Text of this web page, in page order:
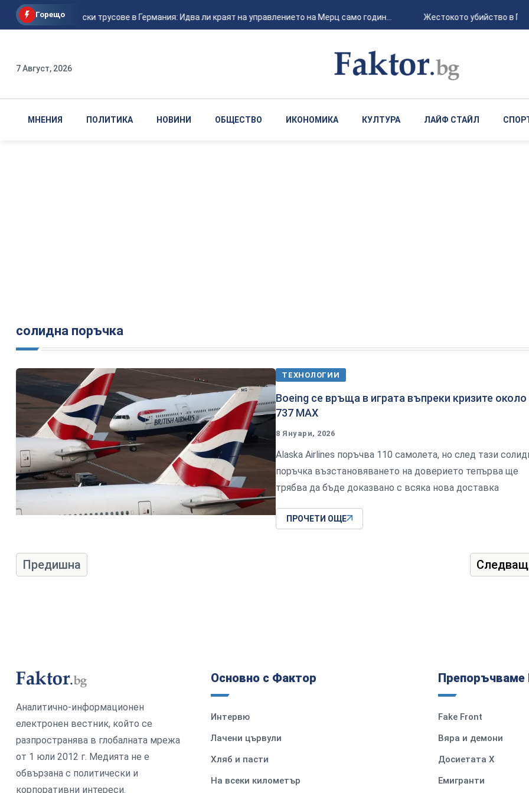
Горещо
Политически трусове в Германия: Идва ли краят на управлението на Мерц само годин... Жестокото убийство в
7 Август, 2026
МНЕНИЯ ПОЛИТИКА НОВИНИ ОБЩЕСТВО ИКОНОМИКА КУЛТУРА ЛАЙФ СТАЙЛ
солидна поръчка
ТЕХНОЛОГИИ
Boeing се връща в играта въпреки кризите около
737 MAX
8 Януари, 2026
Alaska Airlines поръчва 110 самолета, но след тази
поръчка възстановяването на доверието тепърва ще
трябва да бъде доказвано с всяка нова доставка
ПРОЧЕТИ ОЩЕ
Предишна
Аналитично-информационен
електронен вестник, който се
разпространява в глобалната мрежа
от 1 юли 2012 г. Медията не е
обвързана с политически и
корпоративни интереси.
Основно с Фактор
Интервю
Лачени цървули
Хляб и пасти
На всеки километър
Препоръчваме
Fake Front
Вяра и демони
Досиетата Х
Емигранти